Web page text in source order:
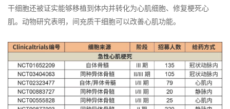
干细胞还被证实能够移植到体内并转化为心肌细胞、修复梗死心
肌。动物研究表明，间充质干细胞可以改善心肌功能。